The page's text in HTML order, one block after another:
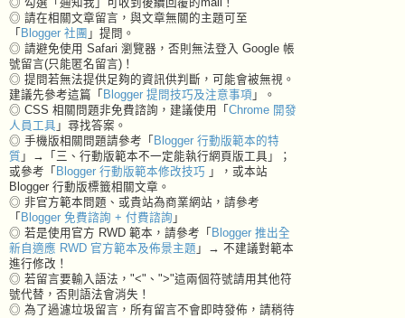
◎ 勾選「通知我」可收到後續回覆的mail！
◎ 請在相關文章留言，與文章無關的主題可至
「 Blogger 社團 」提問。
◎ 請避免使用 Safari 瀏覽器，否則無法登入 Google 帳
號留言(只能匿名留言)！
◎ 提問若無法提供足夠的資訊供判斷，可能會被無視。
建議先參考這篇「 Blogger 提問技巧及注意事項 」。
◎ CSS 相關問題非免費諮詢，建議使用「 Chrome 開發
人員工具 」尋找答案。
◎ 手機版相關問題請參考「 Blogger 行動版範本的特
質 」→「三、行動版範本不一定能執行網頁版工具」；
或參考「 Blogger 行動版範本修改技巧 」，或本站
Blogger 行動版標籤相關文章。
◎ 非官方範本問題、或貴站為商業網站，請參考
「 Blogger 免費諮詢 + 付費諮詢 」
◎ 若是使用官方 RWD 範本，請參考「 Blogger 推出全
新自適應 RWD 官方範本及佈景主題 」→ 不建議對範本
進行修改！
◎ 若留言要輸入語法，"<"、">"這兩個符號請用其他符
號代替，否則語法會消失！
◎ 為了過濾垃圾留言，所有留言不會即時發佈，請稍待